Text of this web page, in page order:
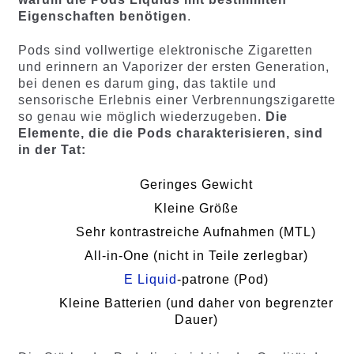
Eigenschaften benötigen.
Pods sind vollwertige elektronische Zigaretten
und erinnern an Vaporizer der ersten Generation,
bei denen es darum ging, das taktile und
sensorische Erlebnis einer Verbrennungszigarette
so genau wie möglich wiederzugeben. Die
Elemente, die die Pods charakterisieren, sind
in der Tat:
Geringes Gewicht
Kleine Größe
Sehr kontrastreiche Aufnahmen (MTL)
All-in-One (nicht in Teile zerlegbar)
E Liquid-patrone (Pod)
Kleine Batterien (und daher von begrenzter
Dauer)